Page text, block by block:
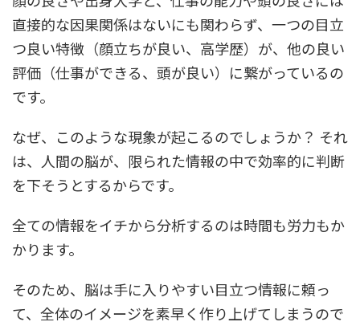
直接的な因果関係はないにも関わらず、一つの目立
つ良い特徴（顔立ちが良い、高学歴）が、他の良い
評価（仕事ができる、頭が良い）に繋がっているの
です。
なぜ、このような現象が起こるのでしょうか？ それ
は、人間の脳が、限られた情報の中で効率的に判断
を下そうとするからです。
全ての情報をイチから分析するのは時間も労力もか
かります。
そのため、脳は手に入りやすい目立つ情報に頼っ
て、全体のイメージを素早く作り上げてしまうので